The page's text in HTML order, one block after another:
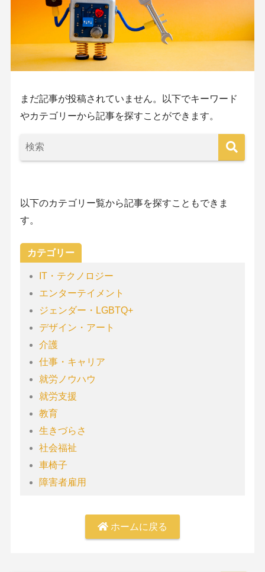
まだ記事が投稿されていません。以下でキーワード
やカテゴリーから記事を探すことができます。
以下のカテゴリー覧から記事を探すこともできま
す。
カテゴリー
IT・テクノロジー
エンターテイメント
ジェンダー・LGBTQ+
デザイン・アート
介護
仕事・キャリア
就労ノウハウ
就労支援
教育
生きづらさ
社会福祉
車椅子
障害者雇用
ホームに戻る